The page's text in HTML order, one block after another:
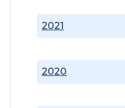
2020
2021